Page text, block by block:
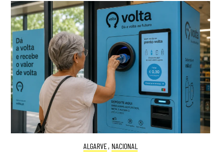
ALGARVE, NACIONAL